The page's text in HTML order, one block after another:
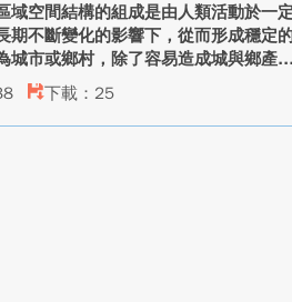
域空間結構的組成是由人類活動於一
期不斷變化的影響下，從而形成穩定
城市或鄉村，除了容易造成城與鄉產...
下載：25